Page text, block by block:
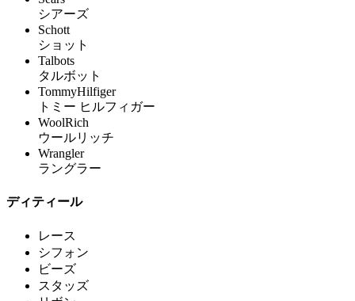
シアーズ
Schott
ショット
Talbots
タルボット
TommyHilfiger
トミー ヒルフィガー
WoolRich
ウールリッチ
Wrangler
ラングラー
ディティール
レース
シフォン
ビーズ
スタッズ